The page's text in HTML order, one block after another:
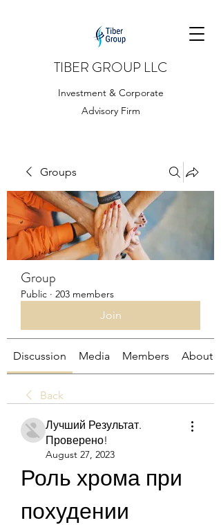
TIBER GROUP LLC
Investment & Corporate
Advisory Firm
Groups
Group
Public · 203 members
Join
Discussion Media Members About
Back
Лучший Результат.
Проверено!
August 27, 2023
Роль хрома при
похудении